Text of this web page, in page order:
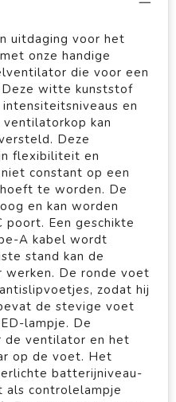
uitdaging voor het
onze handige
die voor een
witte kunststof
en
kan
Deze
flexibiliteit en
constant op een
te worden. De
en kan worden
poort. Een geschikte
A kabel wordt
stand kan de
De ronde voet
zodat hij
de stevige voet
lampje. De
de ventilator en het
op de voet. Het
batterijniveau-
als controlelampje